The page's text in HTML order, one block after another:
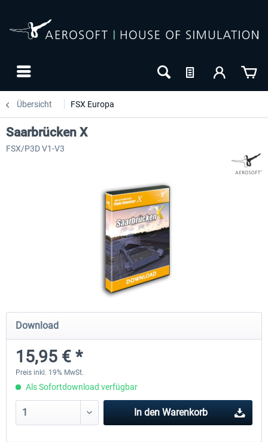
Übersicht FSX Europa
Mega Airport Frankfurt V2.0
29,95 € *
Mega Airport Berlin
Saarbrücken X
FSX/P3D V1-V3
Download
15,95 € *
Preis inkl. 19% MwSt.
Als Sofortdownload verfügbar
In den Warenkorb